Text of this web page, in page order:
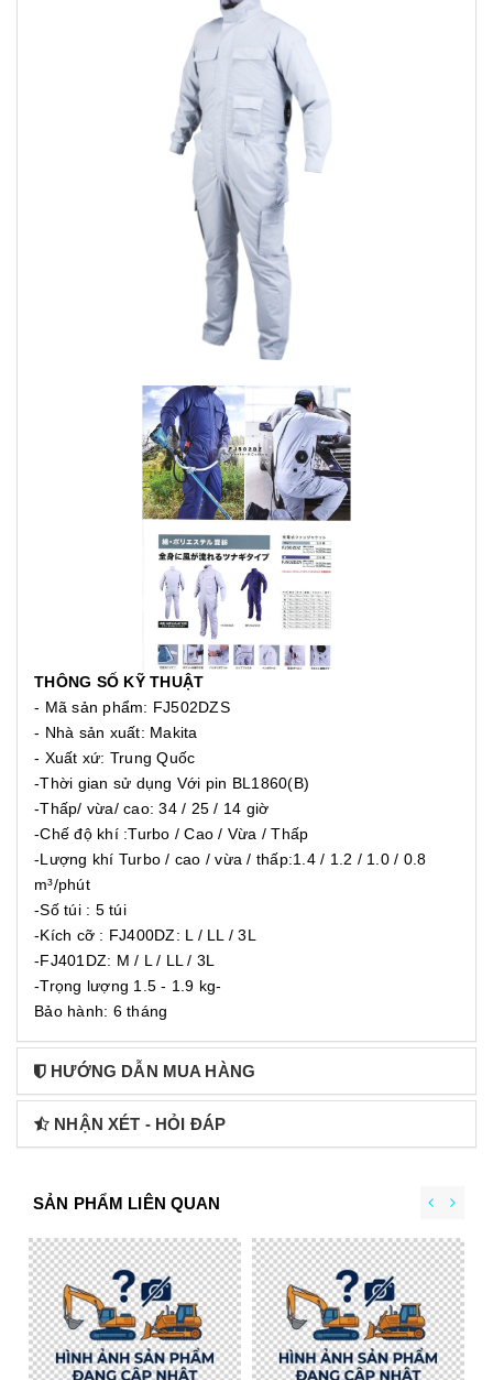
THÔNG SỐ KỸ THUẬT
- Mã sản phẩm: FJ502DZS
- Nhà sản xuất: Makita
- Xuất xứ: Trung Quốc
-Thời gian sử dụng Với pin BL1860(B)
-Thấp/ vừa/ cao: 34 / 25 / 14 giờ
-Chế độ khí :Turbo / Cao / Vừa / Thấp
-Lượng khí Turbo / cao / vừa / thấp:1.4 / 1.2 / 1.0 / 0.8
m³/phút
-Số túi : 5 túi
-Kích cỡ : FJ400DZ: L / LL / 3L
-FJ401DZ: M / L / LL / 3L
-Trọng lượng 1.5 - 1.9 kg-
Bảo hành: 6 tháng
HƯỚNG DẪN MUA HÀNG
NHẬN XÉT - HỎI ĐÁP
SẢN PHẨM LIÊN QUAN